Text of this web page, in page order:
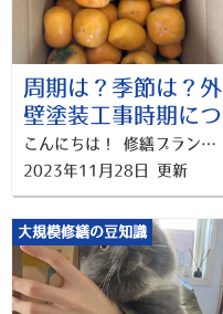
周期は？季節は？外
壁塗装工事時期につ
いてのガイドライン
こんにちは！ 修繕プランナー横浜の梅津です。 気が付いたら12月も目のまえ、、、！ 先日、代表とお付き合いのある方から柿をいただきました！！ 今年残り１か月弱も医者いらずで過ごしていきたいですね～。 さて本記事では、外壁塗装工事の「時期についてのガイドライン」についてお伝えします。 大規模修繕工事のガイドラインと一口にいっても、様々な解釈・要点があると思います。 今回は大規模修繕工事や外壁塗装工事を行う年数や、季節的なタイミングが気になる方に向けて 下記の２点について、検討していきますね！ ・外壁塗装(大規模修繕)工事の周期 ・マンションの外壁塗装工事に適した季節 外壁塗装工事のガイドライン 外壁塗装工事を行うべきタイミングっていつでしょうか？ 目で見てわかる劣化があれば判断しやすいですが、1つの目安として"12年"があげられます。 （もちろん、12年が義務ではないのでご安心くださいね！！） これは、国交省のガイドラインを元にして考えられています。 大規模修繕が12年周期とされる4つの理由 外壁塗装工事を含めた、大規模修繕工事は一般的に "12年周期" で行うといわれています。 オーナー様も「なぜ12年？」といった疑問をお持ちかと思います。 理由として、下記の4つをご紹介しますね。 ①国土交通省より 「改修によるマンションの再生手法に関するマニュアル」で記されている。 ②国土交通省より 「長期修繕計画作成ガイドライン」の中で記載がある。 ③建築基準法第8条1項の条文で 新築、改築などから10年が経っている場合、3年以内に外壁の "全面打診調査※" を実施するということが義務付けられている。 ※外壁のタイルと下地の間の隙間の状況を調べるために行われる調査のこと ④足場の設置費用 外壁の全面打診調査を行うときには、足場を設置しなければならない。 費用削減のため、全面打診調査のタイミングで大規模修繕工事を行うことが多くなる。 国から「12年～15年くらいの周期で行いましょうね」とガイドラインがでていることもあり、"12年" という説が一般的になりました。 以前のブログにも紹介していますので、詳細が知りたい方はぜひご確認ください！ マンション外壁塗装工事の季節はいつが良い？ 外壁塗装の際には施工環境も重要です。 天候や風の影響を受けにくい日を選び、周囲の環境にも配慮することで施工のクオリティが向上します！ 大規模修繕工事の時期を検討されている方や、外壁塗装に適した季節を確認したい方はぜひご確認ください。 早めの計画が成功の鍵！ 外壁塗装工事は季節によって、気象条件に影響を受けます。 ・春 ・秋 この時期が外壁塗装工事に適した季節といえます。 他の季節でも施工はできますが、より計画的に行い、より注意することが必要になります。 そこで関東地方の気候に合わせて、季節ごとの外壁塗装工事の注意点を具体的な事例とともにご紹介しますね！ 春は外壁塗装工事のベストシーズン！ 春は関東地方では気温が安定し、湿度も適度なため外壁塗装に適しています。 しかし、花粉症の方が多い季節でもあり、花粉が塗膜に付着すると仕上がりに影響を与える可能性があります。 対策として、春先に花粉が舞いやすい関東地方では、徹底的な清掃を行ってもらいましょう！ 外壁の下地処理前に清掃を行うことで、花粉の影響を最小限に抑えることができます。 梅雨は要注意！夏は工期がのびやすい 夏は高温多湿の気候のため、塗料が急速に乾燥する反面、気温が高いと塗りムラが生じる可能性があります。 近年では日中の気温が35度を超えることも多いため、適切な塗料の選定と乾燥時間の調整が必要です。 住民の方にとっても工事の期間中、窓の開閉が制限されてしまうので十分な理解が必須になります。 また、梅雨明け後の湿度の高い時期に工事を行う場合は、カビやクラックの防止に湿度対策が必要になります。 梅雨は、施工を避けられる時期であるため、人気のある業者にも比較的頼みやすいという特徴はあります。 台風やお盆休みもあるため、工事が延期や中止になることもあります。 梅雨～夏に行う工事には住民の方とも綿密に打合せを行うようにしましょう。 天候は安定、秋の業者は繁忙期に 秋は関東地方では過ごしやすく、外壁塗装に適した季節です。 しかし、急激な気温の変化に注意が必要です。 例えば、夜間の気温が低い日に外壁塗装を行う場合、昼夜の温度差により塗膜の乾燥が不安定になることがあります。 工事スケジュールを工夫してもらうことで、気温差による影響を最小限に抑えましょう。 夏に比べ施工を行いたい需要が高まるため、思い通りに工期が組めないというケースもでてきます。 塗装工事が決まっているオーナー様は、早めに連絡をとることをお勧めします！ 冬は低温と日照時間に注意！ 冬は関東地方でも寒冷な季節で、気温が低いと塗料の乾燥が遅れがちです。 日中の気温が5度を下回る冬季に外壁塗装を行う場合、塗装後の硬化が遅れ、耐久性に影響を及ぼす可能性があります。 一方、湿度が低いため晴天の日は塗料の乾燥はしやすい季節ともいえます。 また日照時間が短いため、職人さんの作業時間が短くなりがちです。 日没後の作業には、ムラや塗り残しが生じやすいため他の季節よりも工期が長くなってしまう可能性もあります。 おわりに 大規模修繕工事のガイドラインについて、 「外壁塗装をおこなう時期」という視点でご紹介させていただきました。 内容をまとめますと ・12年周期が１つの目安として一般的である ・春と秋が外壁塗装工事としてはベストシーズン もちろん、12年を過ぎていても、冬であっても、工事は可能です！ 修繕プランナー横浜では、横浜市でお客様にピッタリのプランを提案しています。 横浜市のアパート・マンションの大規模修繕、外壁塗装、防水工事は修繕プランナー横浜にお任せください！！ 横浜市で大規模修繕・防水工事の事でお悩みなら 分かりやすく、相談しやすい！ 横浜市内に大規模修繕が気軽に相談できるショールームOPEN中！ ▼来店予約はこちら！
2023年11月28日 更新
大規模修繕の豆知識